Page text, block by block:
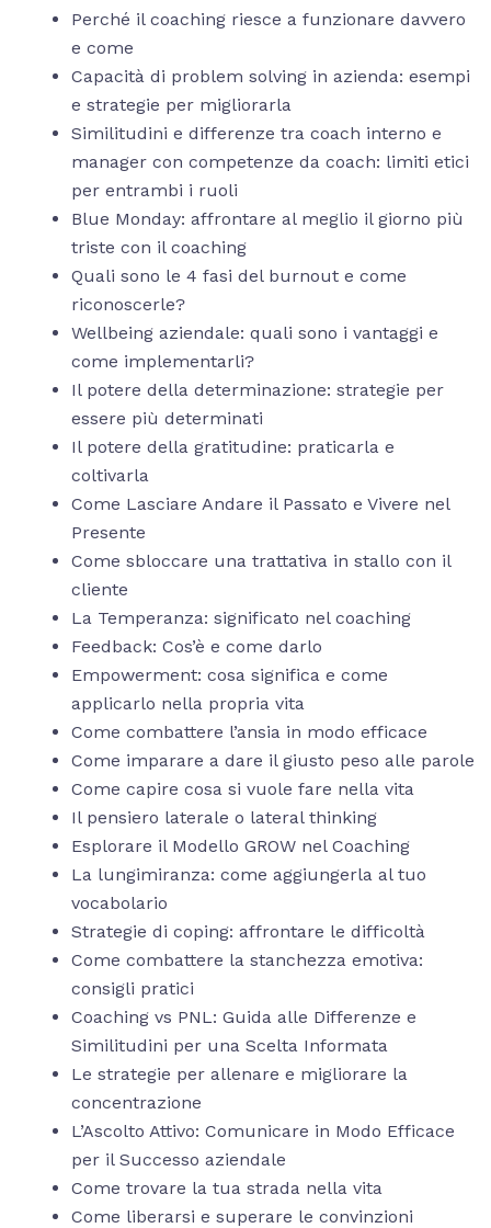
Perché il coaching riesce a funzionare davvero
e come
Capacità di problem solving in azienda: esempi
e strategie per migliorarla
Similitudini e differenze tra coach interno e
manager con competenze da coach: limiti etici
per entrambi i ruoli
Blue Monday: affrontare al meglio il giorno più
triste con il coaching
Quali sono le 4 fasi del burnout e come
riconoscerle?
Wellbeing aziendale: quali sono i vantaggi e
come implementarli?
Il potere della determinazione: strategie per
essere più determinati
Il potere della gratitudine: praticarla e
coltivarla
Come Lasciare Andare il Passato e Vivere nel
Presente
Come sbloccare una trattativa in stallo con il
cliente
La Temperanza: significato nel coaching
Feedback: Cos’è e come darlo
Empowerment: cosa significa e come
applicarlo nella propria vita
Come combattere l’ansia in modo efficace
Come imparare a dare il giusto peso alle parole
Come capire cosa si vuole fare nella vita
Il pensiero laterale o lateral thinking
Esplorare il Modello GROW nel Coaching
La lungimiranza: come aggiungerla al tuo
vocabolario
Strategie di coping: affrontare le difficoltà
Come combattere la stanchezza emotiva:
consigli pratici
Coaching vs PNL: Guida alle Differenze e
Similitudini per una Scelta Informata
Le strategie per allenare e migliorare la
concentrazione
L’Ascolto Attivo: Comunicare in Modo Efficace
per il Successo aziendale
Come trovare la tua strada nella vita
Come liberarsi e superare le convinzioni